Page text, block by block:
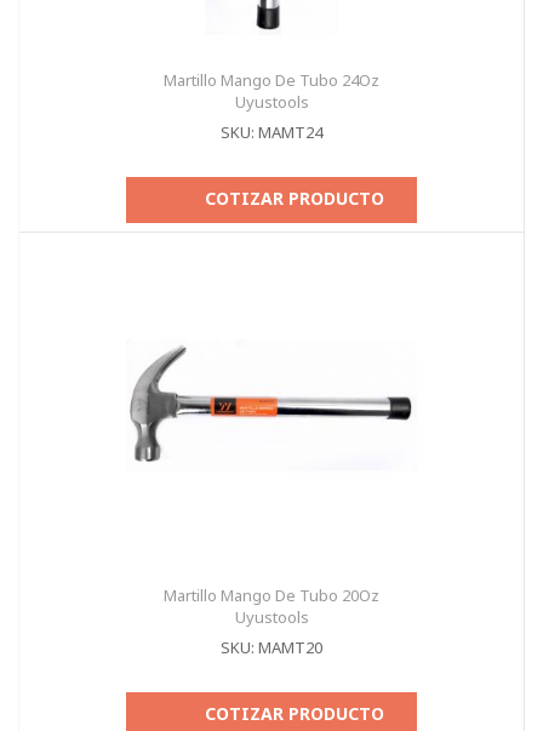
Martillo Mango De Tubo 24Oz
Uyustools
SKU: MAMT24
COTIZAR PRODUCTO
Martillo Mango De Tubo 20Oz
Uyustools
SKU: MAMT20
COTIZAR PRODUCTO